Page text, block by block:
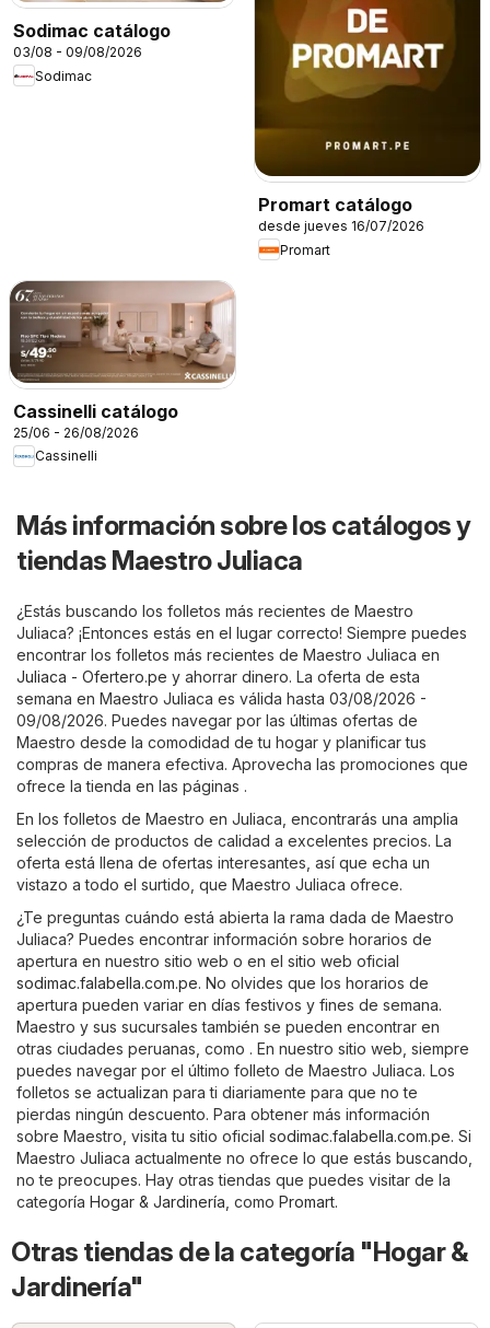
Sodimac catálogo
03/08 - 09/08/2026
Sodimac
Promart catálogo
desde jueves 16/07/2026
Promart
Cassinelli catálogo
25/06 - 26/08/2026
Cassinelli
Más información sobre los catálogos y
tiendas Maestro Juliaca
¿Estás buscando los folletos más recientes de Maestro
Juliaca? ¡Entonces estás en el lugar correcto! Siempre puedes
encontrar los folletos más recientes de Maestro Juliaca en
Juliaca - Ofertero.pe y ahorrar dinero. La oferta de esta
semana en Maestro Juliaca es válida hasta 03/08/2026 -
09/08/2026. Puedes navegar por las últimas ofertas de
Maestro desde la comodidad de tu hogar y planificar tus
compras de manera efectiva. Aprovecha las promociones que
ofrece la tienda en las páginas .
En los folletos de Maestro en Juliaca, encontrarás una amplia
selección de productos de calidad a excelentes precios. La
oferta está llena de ofertas interesantes, así que echa un
vistazo a todo el surtido, que Maestro Juliaca ofrece.
¿Te preguntas cuándo está abierta la rama dada de Maestro
Juliaca? Puedes encontrar información sobre horarios de
apertura en nuestro sitio web o en el sitio web oficial
sodimac.falabella.com.pe. No olvides que los horarios de
apertura pueden variar en días festivos y fines de semana.
Maestro y sus sucursales también se pueden encontrar en
otras ciudades peruanas, como . En nuestro sitio web, siempre
puedes navegar por el último folleto de Maestro Juliaca. Los
folletos se actualizan para ti diariamente para que no te
pierdas ningún descuento. Para obtener más información
sobre Maestro, visita tu sitio oficial sodimac.falabella.com.pe. Si
Maestro Juliaca actualmente no ofrece lo que estás buscando,
no te preocupes. Hay otras tiendas que puedes visitar de la
categoría Hogar & Jardinería , como Promart.
Otras tiendas de la categoría "Hogar &
Jardinería"